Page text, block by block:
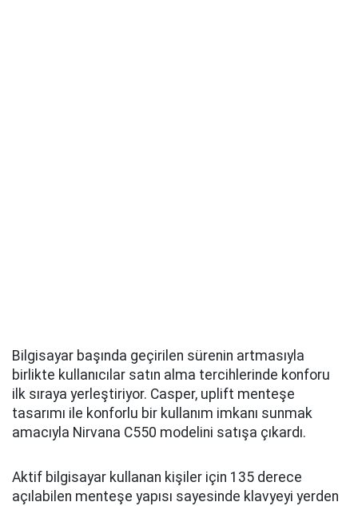
Bilgisayar başında geçirilen sürenin artmasıyla
birlikte kullanıcılar satın alma tercihlerinde konforu
ilk sıraya yerleştiriyor. Casper, uplift menteşe
tasarımı ile konforlu bir kullanım imkanı sunmak
amacıyla Nirvana C550 modelini satışa çıkardı.
Aktif bilgisayar kullanan kişiler için 135 derece
açılabilen menteşe yapısı sayesinde klavyeyi yerden